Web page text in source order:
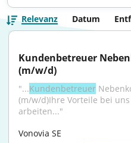
Relevanz Datum
Kundenbetreuer
(m/w/d)
"...​Kundenbetreuer
(m/w/d)Ihre Vorteile bei
arbeiten..."
Vonovia SE